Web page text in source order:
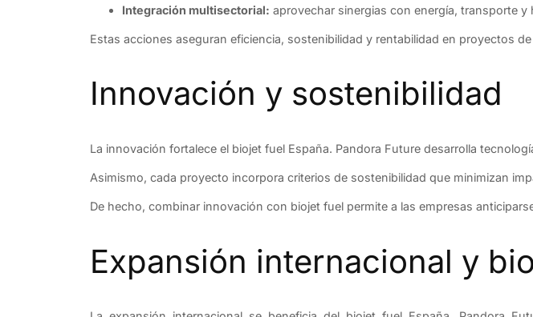
Integración multisectorial: aprovechar sinergias con energía, transporte y
Estas acciones aseguran eficiencia, sostenibilidad y rentabilidad en proyectos
Innovación y sostenibilidad
La innovación fortalece el biojet fuel España. Pandora Future desarrolla
Asimismo, cada proyecto incorpora criterios de sostenibilidad que minimizan
De hecho, combinar innovación con biojet fuel permite a las empresas
Expansión internacional y